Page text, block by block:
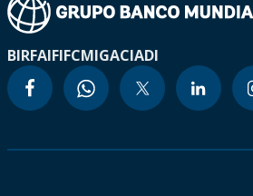
BIRFAIFIFCMIGACIADI